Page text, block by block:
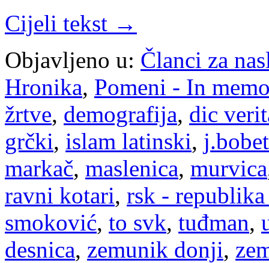
Cijeli tekst →
Objavljeno u: Članci za
Hronika, Pomeni - In
žrtve, demografija, dic
grčki, islam latinski,
markač, maslenica, murvica
ravni kotari, rsk -
smoković, to svk, tuđman,
desnica, zemunik donji,